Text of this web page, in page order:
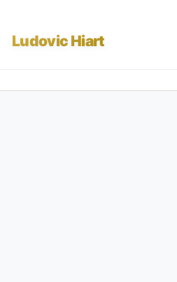
Ludovic Hiart